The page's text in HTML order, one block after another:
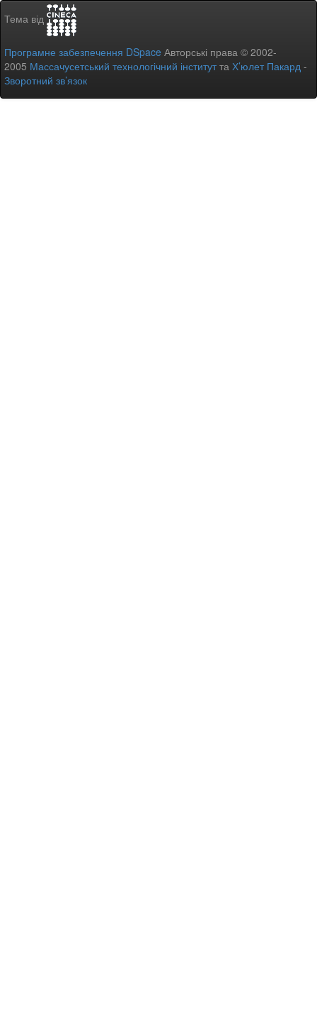
Тема від
Програмне забезпечення DSpace Авторські права © 2002-
2005 Массачусетський технологічний інститутта Х’юлет Пакард -
Зворотний зв’язок